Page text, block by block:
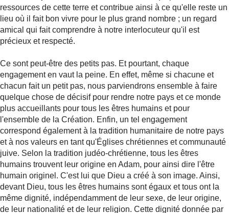
ressources de cette terre et contribue ainsi à ce qu'elle reste un
lieu où il fait bon vivre pour le plus grand nombre ; un regard
amical qui fait comprendre à notre interlocuteur qu'il est
précieux et respecté.
Ce sont peut-être des petits pas. Et pourtant, chaque
engagement en vaut la peine. En effet, même si chacune et
chacun fait un petit pas, nous parviendrons ensemble à faire
quelque chose de décisif pour rendre notre pays et ce monde
plus accueillants pour tous les êtres humains et pour
l'ensemble de la Création. Enfin, un tel engagement
correspond également à la tradition humanitaire de notre pays
et à nos valeurs en tant qu'Églises chrétiennes et communauté
juive. Selon la tradition judéo-chrétienne, tous les êtres
humains trouvent leur origine en Adam, pour ainsi dire l'être
humain originel. C'est lui que Dieu a créé à son image. Ainsi,
devant Dieu, tous les êtres humains sont égaux et tous ont la
même dignité, indépendamment de leur sexe, de leur origine,
de leur nationalité et de leur religion. Cette dignité donnée par